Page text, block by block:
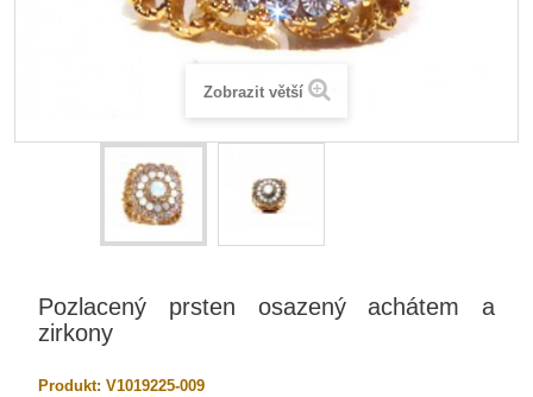
Zobrazit větší
Pozlacený prsten osazený achátem a
zirkony
Produkt: V1019225-009